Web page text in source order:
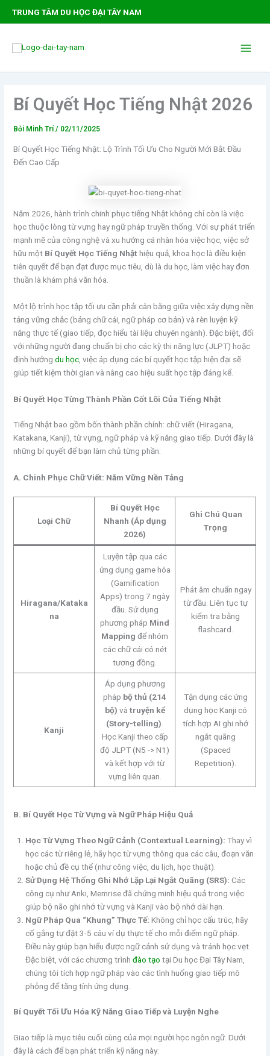
dung
TRUNG TÂM DU HỌC ĐẠI TÂY NAM
Bí Quyết Học Tiếng Nhật 2026
Bởi Minh Trí/ 02/11/2025
Bí Quyết Học Tiếng Nhật: Lộ Trình Tối Ưu Cho Người Mới Bắt Đầu
Đến Cao Cấp
Năm 2026, hành trình chinh phục tiếng Nhật không chỉ còn là việc
học thuộc lòng từ vựng hay ngữ pháp truyền thống. Với sự phát triển
mạnh mẽ của công nghệ và xu hướng cá nhân hóa việc học, việc sở
hữu một Bí Quyết Học Tiếng Nhậthiệu quả, khoa học là điều kiện
tiên quyết để bạn đạt được mục tiêu, dù là du học, làm việc hay đơn
thuần là khám phá văn hóa.
Một lộ trình học tập tối ưu cần phải cân bằng giữa việc xây dựng nền
tảng vững chắc (bảng chữ cái, ngữ pháp cơ bản) và rèn luyện kỹ
năng thực tế (giao tiếp, đọc hiểu tài liệu chuyên ngành). Đặc biệt, đối
với những người đang chuẩn bị cho các kỳ thi năng lực (JLPT) hoặc
định hướngdu học , việc áp dụng các bí quyết học tập hiện đại sẽ
giúp tiết kiệm thời gian và nâng cao hiệu suất học tập đáng kể.
Bí Quyết Học Từng Thành Phần Cốt Lõi Của Tiếng Nhật
Tiếng Nhật bao gồm bốn thành phần chính: chữ viết (Hiragana,
Katakana, Kanji), từ vựng, ngữ pháp và kỹ năng giao tiếp. Dưới đây là
những bí quyết để bạn làm chủ từng phần:
A. Chinh Phục Chữ Viết: Nắm Vững Nền Tảng
Loại Chữ
Bí Quyết Học
Nhanh (Áp dụng
2026)
Ghi Chú Quan
Trọng
Hiragana/Kataka
na
Luyện tập qua các
ứng dụng game hóa
(Gamification
Apps) trong 7 ngày
đầu. Sử dụng
phương pháp Mind
Mapping để nhóm
các chữ cái có nét
tương đồng.
Phát âm chuẩn ngay
từ đầu. Liên tục tự
kiểm tra bằng
flashcard.
Kanji
Áp dụng phương
pháp bộ thủ (214
bộ) và truyện kể
(Story-telling)
Học Kanji theo cấp
độ JLPT (N5 -> N1)
và kết hợp với từ
vựng liên quan.
Tận dụng các ứng
dụng học Kanji có
tích hợp AI ghi nhớ
ngắt quãng
(Spaced
Repetition).
B. Bí Quyết Học Từ Vựng và Ngữ Pháp Hiệu Quả
Học Từ Vựng Theo Ngữ Cảnh (Contextual Learning): Thay vì
học các từ riêng lẻ, hãy học từ vựng thông qua các câu, đoạn văn
hoặc chủ đề cụ thể (như công việc, du lịch, học thuật).
Sử Dụng Hệ Thống Ghi Nhớ Lặp Lại Ngắt Quãng (SRS): Các
công cụ như Anki, Memrise đã chứng minh hiệu quả trong việc
giúp bộ não ghi nhớ từ vựng và Kanji vào bộ nhớ dài hạn.
Ngữ Pháp Qua “Khung” Thực Tế: Không chỉ học cấu trúc, hãy
cố gắng tự đặt 3-5 câu ví dụ thực tế cho mỗi điểm ngữ pháp.
Điều này giúp bạn hiểu được ngữ cảnh sử dụng và tránh học vẹt.
Đặc biệt, với các chương trìnhđào tạo tại Du học Đại Tây Nam,
chúng tôi tích hợp ngữ pháp vào các tình huống giao tiếp mô
phỏng để tăng tính ứng dụng.
Bí Quyết Tối Ưu Hóa Kỹ Năng Giao Tiếp và Luyện Nghe
Giao tiếp là mục tiêu cuối cùng của mọi người học ngôn ngữ. Dưới
đây là cách để bạn phát triển kỹ năng này: